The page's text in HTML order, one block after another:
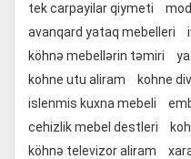
tek carpayilar qiymeti
avanqard yataq mebelleri
köhnə mebellərin təmiri
kohne utu aliram
kohne
islenmis kuxna mebeli
cehizlik mebel destleri
köhnə televizor aliram